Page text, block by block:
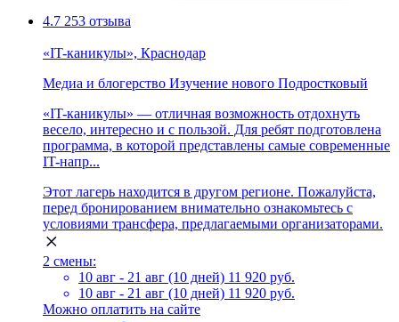
4.7 253 отзыва
«IT-каникулы», Краснодар
Медиа и блогерство Изучение нового Подростковый
«IT-каникулы» — отличная возможность отдохнуть
весело, интересно и с пользой. Для ребят подготовлена
программа, в которой представлены самые современные
IT-напр...
Этот лагерь находится в другом регионе. Пожалуйста,
перед бронированием внимательно ознакомьтесь с
условиями трансфера, предлагаемыми организаторами.
2 смены:
10 авг - 21 авг (10 дней) 11 920 руб.
10 авг - 21 авг (10 дней) 11 920 руб.
Можно оплатить на сайте